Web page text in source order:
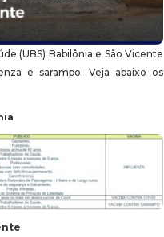
(UBS) Babilônia e São Vicente
e sarampo. Veja abaixo os